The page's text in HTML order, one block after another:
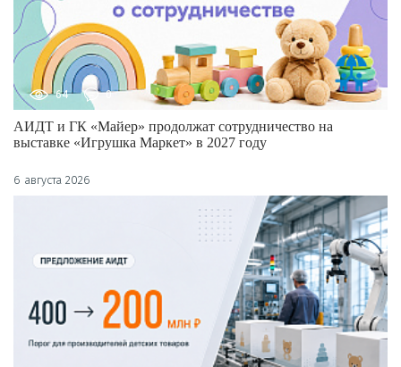
64 0
АИДТ и ГК «Майер» продолжат сотрудничество на
выставке «Игрушка Маркет» в 2027 году
6 августа 2026